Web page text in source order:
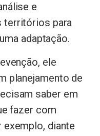
e
territórios para
adaptação.
ele
planejamento de
saber em
fazer com
diante